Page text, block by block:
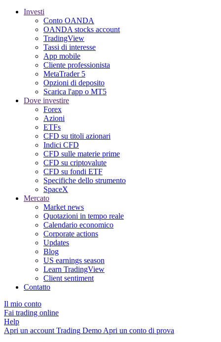
Investi
Conto OANDA
OANDA stocks account
TradingView
Tassi di interesse
App mobile
Cliente professionista
MetaTrader 5
Opzioni di deposito
Scarica l'app o MT5
Dove investire
Forex
Azioni
ETFs
CFD su titoli azionari
Indici CFD
CFD sulle materie prime
CFD su criptovalute
CFD su fondi ETF
Specifiche dello strumento
SpaceX
Mercato
Market news
Quotazioni in tempo reale
Calendario economico
Corporate actions
Updates
Blog
US earnings season
Learn TradingView
Client sentiment
Contatto
Il mio conto
Fai trading online
Help
Apri un account Trading Demo Apri un conto di prova